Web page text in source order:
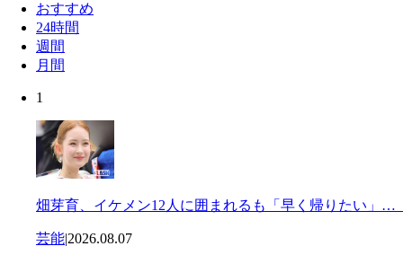
おすすめ
24時間
週間
月間
1
畑芽育、イケメン12人に囲まれるも「早く帰りたい」…
芸能|2026.08.07